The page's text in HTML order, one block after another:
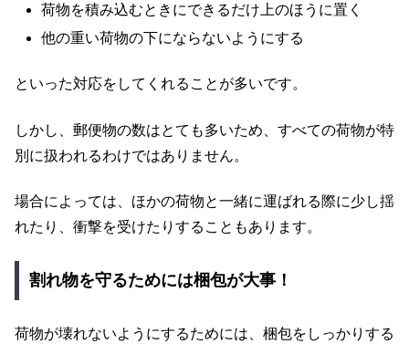
荷物を積み込むときにできるだけ上のほうに置く
他の重い荷物の下にならないようにする
といった対応をしてくれることが多いです。
しかし、郵便物の数はとても多いため、すべての荷物が特
別に扱われるわけではありません。
場合によっては、ほかの荷物と一緒に運ばれる際に少し揺
れたり、衝撃を受けたりすることもあります。
割れ物を守るためには梱包が大事！
荷物が壊れないようにするためには、梱包をしっかりする